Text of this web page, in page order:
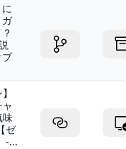
味
ゼ
-...